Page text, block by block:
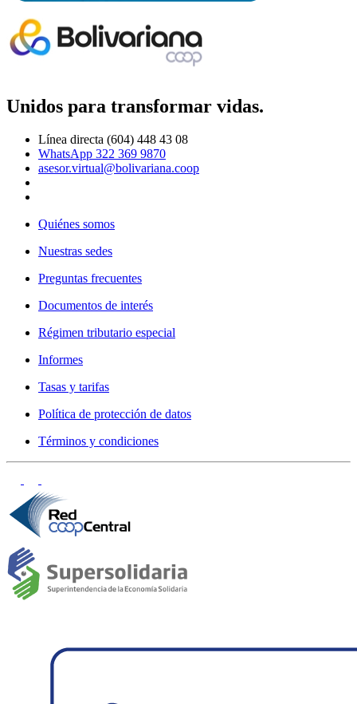
Unidos para transformar vidas.
Línea directa (604) 448 43 08
WhatsApp 322 369 9870
asesor.virtual@bolivariana.coop
Quiénes somos
Nuestras sedes
Preguntas frecuentes
Documentos de interés
Régimen tributario especial
Informes
Tasas y tarifas
Política de protección de datos
Términos y condiciones